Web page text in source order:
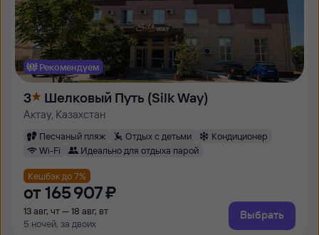
Рекомендуем
3 Шелковый Путь (Silk Way)
Актау, Казахстан
Песчаный пляж Отдых с детьми
Кондиционер
Wi-Fi
Идеально для отдыха парой
Кешбэк до 7%
от 165 ⁠907 ⁠₽
13 авг, чт — 18 авг, вт
5 ночей, за двоих
Выбрать